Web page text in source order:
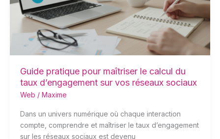
Guide pratique pour maîtriser le calcul du
taux d’engagement sur vos réseaux sociaux
Web / Maxime
Dans un univers numérique où chaque interaction
compte, comprendre et maîtriser le taux d’engagement
sur les réseaux sociaux est devenu
calcul
du
d’engagement
sur
réseaux
sociaux